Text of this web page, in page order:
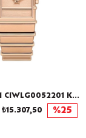
Cerruti 1881 CIWLG0052201 Kadın Kol Saati
₺15.307,50 %25